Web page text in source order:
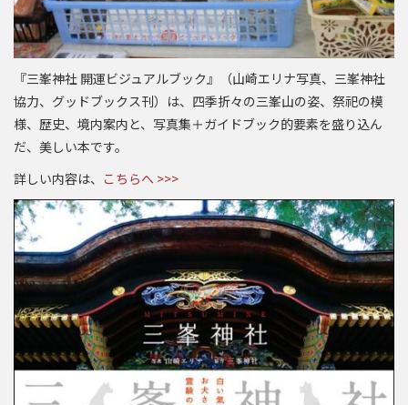
『三峯神社 開運ビジュアルブック』（山崎エリナ写真、三峯神社
協力、グッドブックス刊）は、 四季折々の三峯山の姿、祭祀の模
様、歴史、境内案内と、写真集＋ガイドブック的要素を盛り込ん
だ、美しい本です。
詳しい内容は、 こちらへ >>>